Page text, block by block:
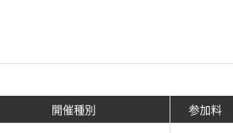
開催種別 参加料